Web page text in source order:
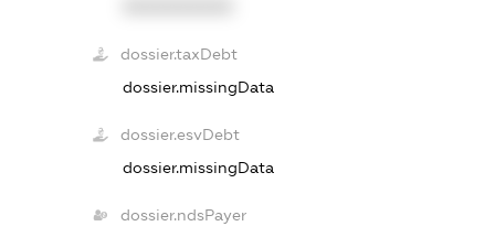
dossier.taxDebt
dossier.missingData
dossier.esvDebt
dossier.missingData
dossier.ndsPayer